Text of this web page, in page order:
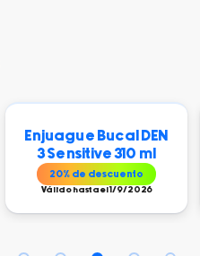
Enjuague Bucal DEN
3 Sensitive 310 ml
20% de descuento
Válido hasta el 1/9/2026